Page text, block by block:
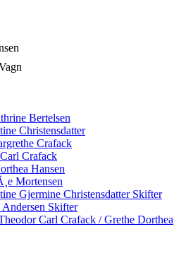
Bertelsen
Christensdatter
Crafack
Crafack
Hansen
Mortensen
Gjermine Christensdatter Skifter
Andersen Skifter
Carl Crafack / Grethe Dorthea